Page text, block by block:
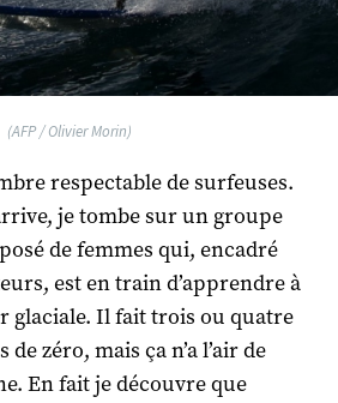
(AFP / Olivier Morin)
respectable de surfeuses.
je tombe sur un groupe
de femmes qui, encadré
est en train d’apprendre à
glaciale. Il fait trois ou quatre
de zéro, mais ça n’a l’air de
En fait je découvre que